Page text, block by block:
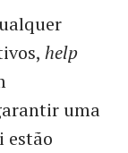
help
uma
estão